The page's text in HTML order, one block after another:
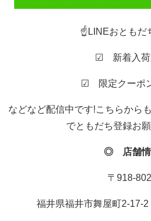
☝LINEおともだ
☑ 新着入荷
☑ 限定クーポ
などなど配信中です!こちらから
でともだち登録お
◎ 店舗情
〒918-
福井県福井市舞屋町2-